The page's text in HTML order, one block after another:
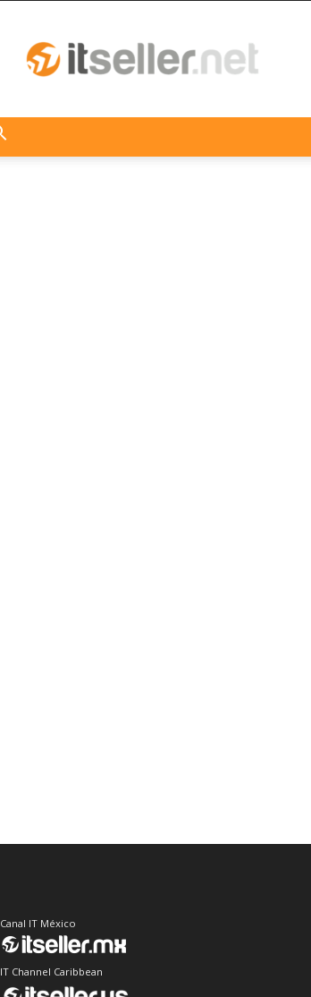
Canal IT México
IT Channel Caribbean